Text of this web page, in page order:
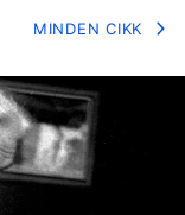
MINDEN CIKK